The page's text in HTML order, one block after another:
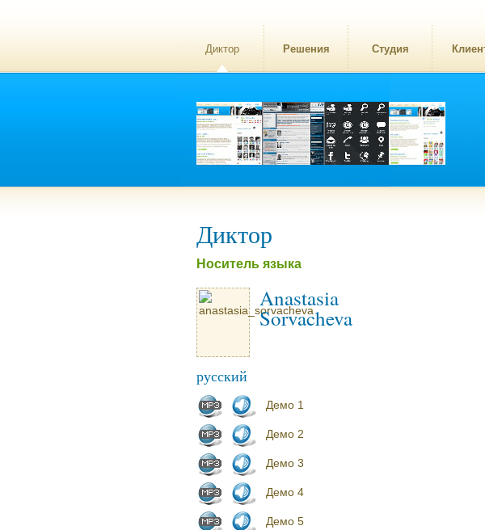
Диктор Решения Студия
Диктор
Носитель языка
Anastasia
Sorvacheva
русский
Демо 1
Демо 2
Демо 3
Демо 4
Демо 5